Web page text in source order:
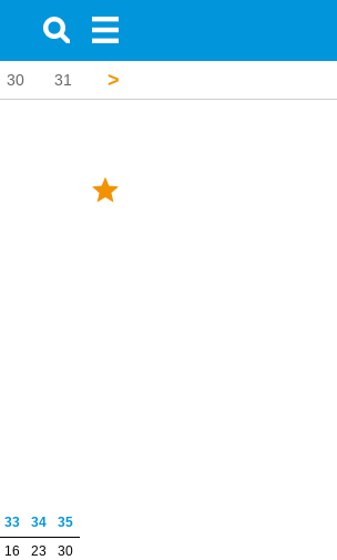
30 31 32
>
33 34
35
16 23
30